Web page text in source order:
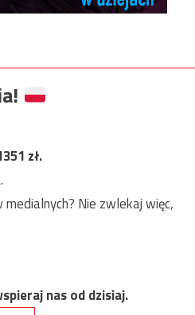
zł.
Nie zwlekaj więc,
nas od dzisiaj.